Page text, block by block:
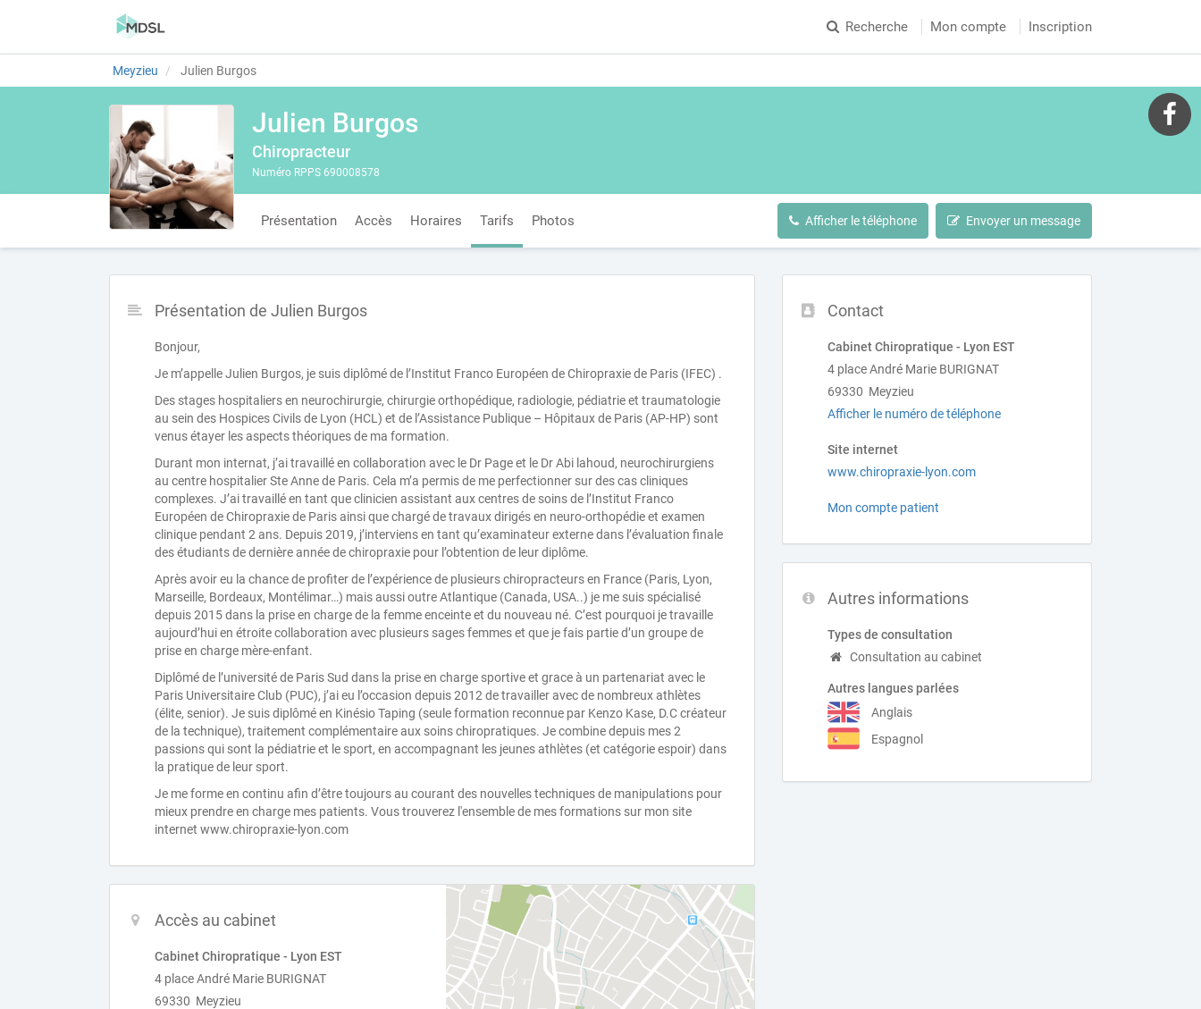
Recherche Mon compte Inscription
Meyzieu Julien Burgos
Julien Burgos
Chiropracteur
Numéro RPPS 690008578
Présentation Accès Horaires Tarifs Photos Afficher le téléphone Envoyer un message
Contact
Cabinet Chiropratique - Lyon EST
4 place André Marie BURIGNAT
69330 Meyzieu
Afficher le numéro de téléphone
Site internet
www.chiropraxie-lyon.com
Mon compte patient
Autres informations
Types de consultation
Consultation au cabinet
Autres langues parlées
Anglais
Espagnol
Présentation de Julien Burgos
Bonjour,
Je m’appelle Julien Burgos, je suis diplômé de l’Institut Franco Européen de Chiropraxie de Paris (IFEC) .
Des stages hospitaliers en neurochirurgie, chirurgie orthopédique, radiologie, pédiatrie et traumatologie
au sein des Hospices Civils de Lyon (HCL) et de l’Assistance Publique – Hôpitaux de Paris (AP-HP) sont
venus étayer les aspects théoriques de ma formation.
Durant mon internat, j’ai travaillé en collaboration avec le Dr Page et le Dr Abi lahoud, neurochirurgiens
au centre hospitalier Ste Anne de Paris. Cela m’a permis de me perfectionner sur des cas cliniques
complexes. J’ai travaillé en tant que clinicien assistant aux centres de soins de l’Institut Franco
Européen de Chiropraxie de Paris ainsi que chargé de travaux dirigés en neuro-orthopédie et examen
clinique pendant 2 ans. Depuis 2019, j’interviens en tant qu’examinateur externe dans l’évaluation finale
des étudiants de dernière année de chiropraxie pour l’obtention de leur diplôme.
Après avoir eu la chance de profiter de l’expérience de plusieurs chiropracteurs en France (Paris, Lyon,
Marseille, Bordeaux, Montélimar…) mais aussi outre Atlantique (Canada, USA..) je me suis spécialisé
depuis 2015 dans la prise en charge de la femme enceinte et du nouveau né. C’est pourquoi je travaille
aujourd’hui en étroite collaboration avec plusieurs sages femmes et que je fais partie d’un groupe de
prise en charge mère-enfant.
Diplômé de l’université de Paris Sud dans la prise en charge sportive et grace à un partenariat avec le
Paris Universitaire Club (PUC), j’ai eu l’occasion depuis 2012 de travailler avec de nombreux athlètes
(élite, senior). Je suis diplômé en Kinésio Taping (seule formation reconnue par Kenzo Kase, D.C créateur
de la technique), traitement complémentaire aux soins chiropratiques. Je combine depuis mes 2
passions qui sont la pédiatrie et le sport, en accompagnant les jeunes athlètes (et catégorie espoir) dans
la pratique de leur sport.
Je me forme en continu afin d’être toujours au courant des nouvelles techniques de manipulations pour
mieux prendre en charge mes patients. Vous trouverez l'ensemble de mes formations sur mon site
internet www.chiropraxie-lyon.com
Accès au cabinet
Cabinet Chiropratique - Lyon EST
4 place André Marie BURIGNAT
69330 Meyzieu